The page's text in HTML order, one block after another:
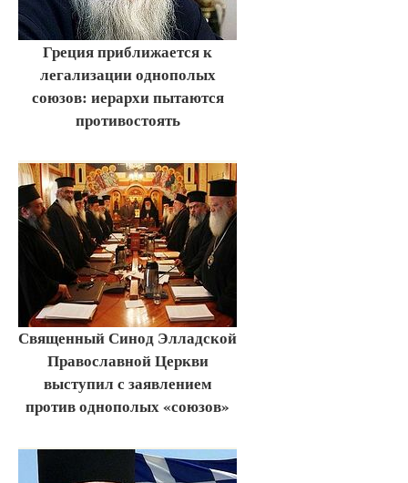
Греция приближается к
легализации однополых
союзов: иерархи пытаются
противостоять
Священный Синод Элладской
Православной Церкви
выступил с заявлением
против однополых «союзов»